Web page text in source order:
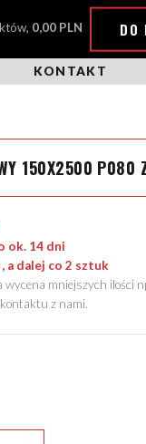
0,00 PLN DO
KONTAKT
150X2500 P080
ok. 14 dni
a dalej co 2 sztuk
mniejszych ilości
z nami.